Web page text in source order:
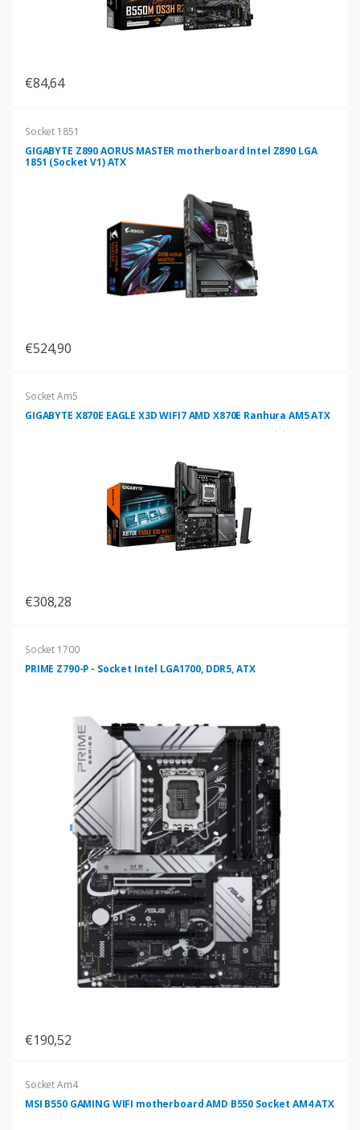
€84,64
Socket 1851
GIGABYTE Z890 AORUS MASTER motherboard Intel Z890 LGA
1851 (Socket V1) ATX
€524,90
Socket Am5
GIGABYTE X870E EAGLE X3D WIFI7 AMD X870E Ranhura AM5 ATX
€308,28
Socket 1700
PRIME Z790-P - Socket Intel LGA1700, DDR5, ATX
€190,52
Socket Am4
MSI B550 GAMING WIFI motherboard AMD B550 Socket AM4 ATX